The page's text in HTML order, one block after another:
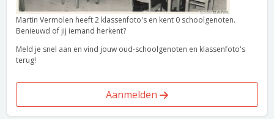
Martin Vermolen heeft 2 klassenfoto's en kent 0 schoolgenoten.
Benieuwd of jij iemand herkent?
Meld je snel aan en vind jouw oud-schoolgenoten en klassenfoto's
terug!
Aanmelden